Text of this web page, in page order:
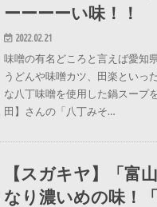
ーーーーい味！！
2022.02.21
味噌の有名どころと言えば愛知
うどんや味噌カツ、田楽といっ
な八丁味噌を使用した鍋スープ
田】さんの「八丁みそ…
【スガキヤ】「富
なり濃いめの味！